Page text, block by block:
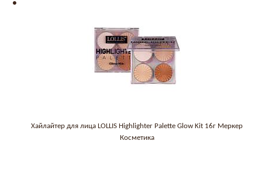
Хайлайтер для лица LOLLIS Highlighter Palette Glow Kit 16г Меркер
Косметика